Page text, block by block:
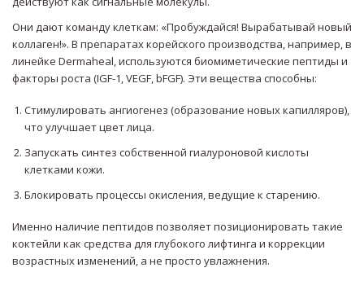
Они дают команду клеткам: «Пробуждайся! Вырабатывай новый
коллаген!». В препаратах корейского производства, например, в
линейке Dermaheal, используются биомиметические пептиды и
факторы роста (IGF-1, VEGF, bFGF). Эти вещества способны:
Стимулировать ангиогенез (образование новых капилляров),
что улучшает цвет лица.
Запускать синтез собственной гиалуроновой кислоты
клетками кожи.
Блокировать процессы окисления, ведущие к старению.
Именно наличие пептидов позволяет позиционировать такие
коктейли как средства для глубокого лифтинга и коррекции
возрастных изменений, а не просто увлажнения.